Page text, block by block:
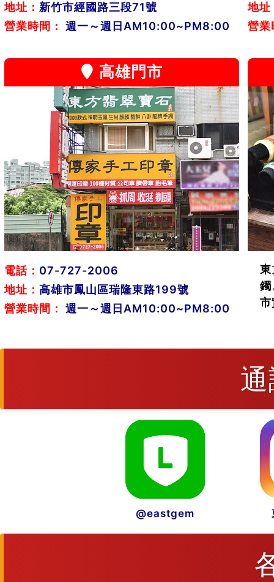
地址： 新竹市經國路三段71號
營業時間：
週一～週日AM10:00~PM8:00
地址
營業
高雄門市
電話： 07-727-2006
地址： 高雄市鳳山區瑞隆東路199號
營業時間：
週一～週日AM10:00~PM8:00
鐲
市
@eastgem